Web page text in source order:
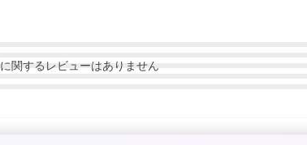
に関するレビューはありません